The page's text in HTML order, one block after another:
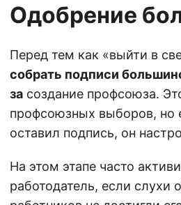
Одобрение
Перед тем как «выйти в
собрать подписи
за создание профсоюза.
профсоюзных выборов, но
оставил подпись, он
На этом этапе часто
работодатель, если слухи